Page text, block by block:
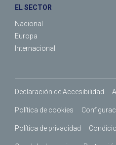
EL SECTOR
Nacional
Europa
Internacional
Declaración de Accesibilidad
Política de cookies
Política de privacidad